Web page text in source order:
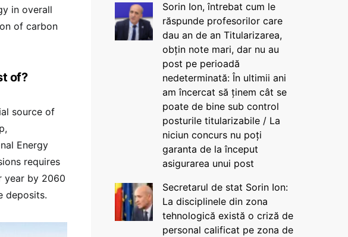
in overall
of carbon
of?
source of
Energy
requires
year by 2060
deposits.
Sorin Ion, întrebat cum le
răspunde profesorilor care
dau an de an Titularizarea,
obțin note mari, dar nu au
post pe perioadă
nedeterminată: În ultimii ani
am încercat să ținem cât se
poate de bine sub control
posturile titularizabile / La
niciun concurs nu poți
garanta de la început
asigurarea unui post
Secretarul de stat Sorin Ion:
La disciplinele din zona
tehnologică există o criză de
personal calificat pe zona de